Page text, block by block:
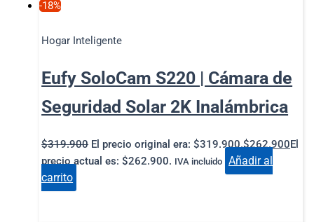
-18%
Hogar Inteligente
Eufy SoloCam S220 | Cámara de
Seguridad Solar 2K Inalámbrica
$319.900 El precio original era: $319.900.$262.900El
precio actual es: $262.900. IVA incluido
Añadir al
carrito